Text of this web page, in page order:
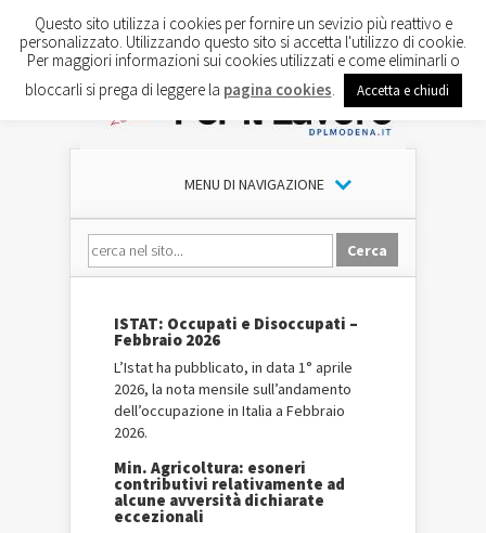
MENU DI NAVIGAZIONE
ISTAT: Occupati e Disoccupati –
Febbraio 2026
L’Istat ha pubblicato, in data 1° aprile
2026, la nota mensile sull’andamento
dell’occupazione in Italia a Febbraio
2026.
Min. Agricoltura: esoneri
contributivi relativamente ad
alcune avversità dichiarate
eccezionali
Questo sito utilizza i cookies per fornire un sevizio più reattivo e
personalizzato. Utilizzando questo sito si accetta l'utilizzo di cookie.
Per maggiori informazioni sui cookies utilizzati e come eliminarli o
bloccarli si prega di leggere la pagina cookies Accetta e chiudi